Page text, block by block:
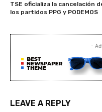
TSE oficializa la cancelación
los partidos PPG y PODEMOS
-
LEAVE A REPLY